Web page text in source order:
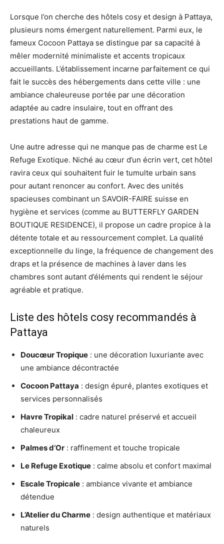
Lorsque l’on cherche des hôtels cosy et design à Pattaya,
plusieurs noms émergent naturellement. Parmi eux, le
fameux Cocoon Pattaya se distingue par sa capacité à
mêler modernité minimaliste et accents tropicaux
accueillants. L’établissement incarne parfaitement ce qui
fait le succès des hébergements dans cette ville : une
ambiance chaleureuse portée par une décoration
adaptée au cadre insulaire, tout en offrant des
prestations haut de gamme.
Une autre adresse qui ne manque pas de charme est Le
Refuge Exotique. Niché au cœur d’un écrin vert, cet hôtel
ravira ceux qui souhaitent fuir le tumulte urbain sans
pour autant renoncer au confort. Avec des unités
spacieuses combinant un SAVOIR-FAIRE suisse en
hygiène et services (comme au BUTTERFLY GARDEN
BOUTIQUE RESIDENCE), il propose un cadre propice à la
détente totale et au ressourcement complet. La qualité
exceptionnelle du linge, la fréquence de changement des
draps et la présence de machines à laver dans les
chambres sont autant d’éléments qui rendent le séjour
agréable et pratique.
Liste des hôtels cosy recommandés à
Pattaya
Doucœur Tropique : une décoration luxuriante avec
une ambiance décontractée
Cocoon Pattaya : design épuré, plantes exotiques et
services personnalisés
Havre Tropikal : cadre naturel préservé et accueil
chaleureux
Palmes d’Or : raffinement et touche tropicale
Le Refuge Exotique : calme absolu et confort maximal
Escale Tropicale : ambiance vivante et ambiance
détendue
L’Atelier du Charme : design authentique et matériaux
naturels